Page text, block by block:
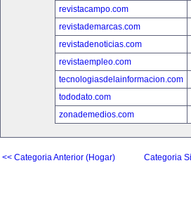
revistacampo.com
revistademarcas.com
revistadenoticias.com
revistaempleo.com
tecnologiasdelainformacion.com
tododato.com
zonademedios.com
<< Categoria Anterior (Hogar) Categoria